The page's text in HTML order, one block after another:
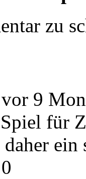
zu
vor 9
für
ein
0